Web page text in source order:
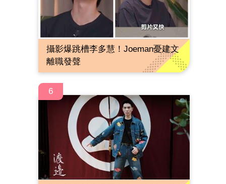
攝影爆跳槽李多慧！Joeman憂建文
離職發聲
6